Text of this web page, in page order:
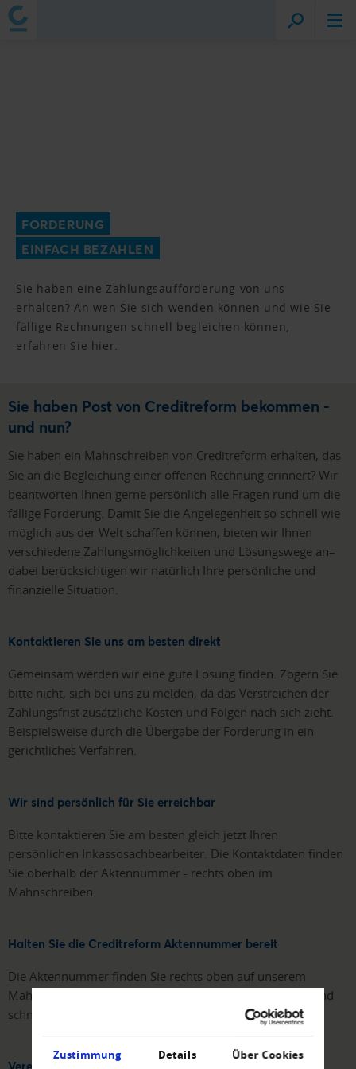
Zustimmung Details Über Cookies
FORDERUNG
EINFACH BEZAHLEN
Sie haben eine Zahlungsaufforderung von uns
erhalten? An wen Sie sich wenden können und wie Sie
fällige Rechnungen schnell begleichen können,
erfahren Sie hier.
Sie haben Post von Creditreform bekommen -
und nun?
Sie haben ein Mahnschreiben von Creditreform erhalten, das
Sie an die Begleichung einer offenen Rechnung erinnert? Wir
beantworten Ihnen gerne persönlich alle Fragen rund um die
fällige Forderung. Damit Sie die Angelegenheit so schnell wie
möglich aus der Welt schaffen können, bieten wir Ihnen
verschiedene Zahlungsmöglichkeiten und Lösungswege an–
dabei berücksichtigen wir natürlich Ihre persönliche und
finanzielle Situation.
Kontaktieren Sie uns am besten direkt
Gemeinsam werden wir eine gute Lösung finden. Zögern Sie
bitte nicht, sich bei uns zu melden, da das Verstreichen der
Zahlungsfrist zusätzliche Kosten und Folgen nach sich zieht.
Beispielsweise durch die Übergabe der Forderung in ein
gerichtliches Verfahren.
Wir sind persönlich für Sie erreichbar
Bitte kontaktieren Sie am besten gleich jetzt Ihren
persönlichen Inkassosachbearbeiter. Die Kontaktdaten finden
Sie oberhalb der Aktennummer - rechts oben im
Mahnschreiben.
Halten Sie die Creditreform Aktennummer bereit
Die Aktennummer finden Sie rechts oben auf unserem
Mahnschreiben. Diese ist wichtig, um Ihren Fall einfach und
schnell bearbeiten zu können.